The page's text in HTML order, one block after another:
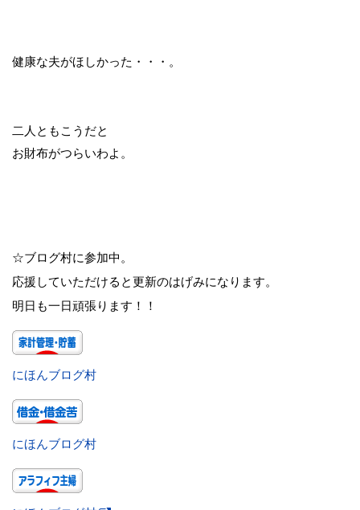
健康な夫がほしかった・・・。
二人ともこうだと
お財布がつらいわよ。
☆ブログ村に参加中。
応援していただけると更新のはげみになります。
明日も一日頑張ります！！
にほんブログ村
にほんブログ村